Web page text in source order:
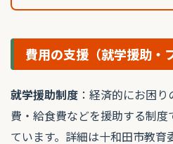
費用の支援（就学援助・
就学援助制度 ：経済的にお困
費・給食費などを援助する制度
ています。詳細は十和田市教